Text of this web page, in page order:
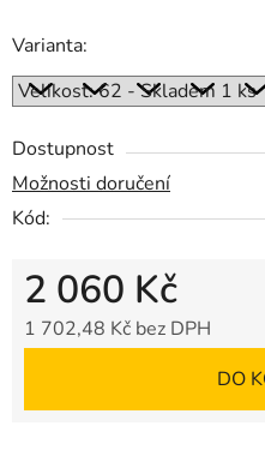
Varianta:
Dostupnost
Možnosti doručení
Kód:
2 060 Kč
1 702,48 Kč bez DPH
DO